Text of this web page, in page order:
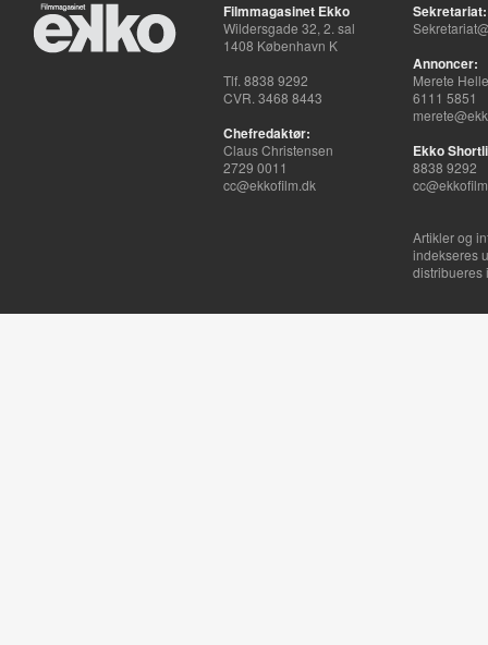
Filmmagasinet Ekko
Wildersgade 32, 2. sal
1408 København K
Tlf. 8838 9292
CVR. 3468 8443
Chefredaktør:
Claus Christensen
2729 0011
cc@ekkofilm.dk
Sekretariat:
Annoncer:
Merete
6111 5851
Ekko
8838 9292
Artikler og
indekseres
distribueres